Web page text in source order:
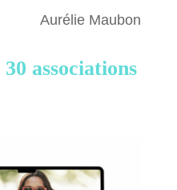
Aurélie Maubon
30 associations